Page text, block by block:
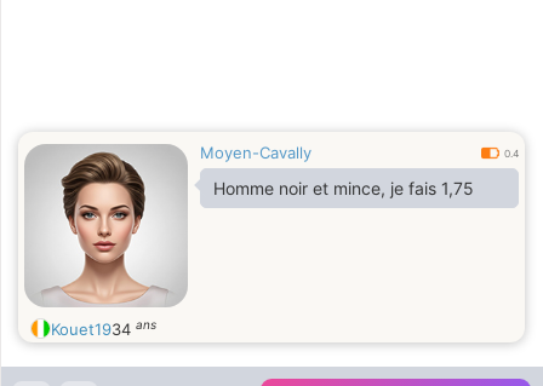
Moyen-Cavally 0.4
Homme noir et mince, je fais 1,75
Kouet1934 ans